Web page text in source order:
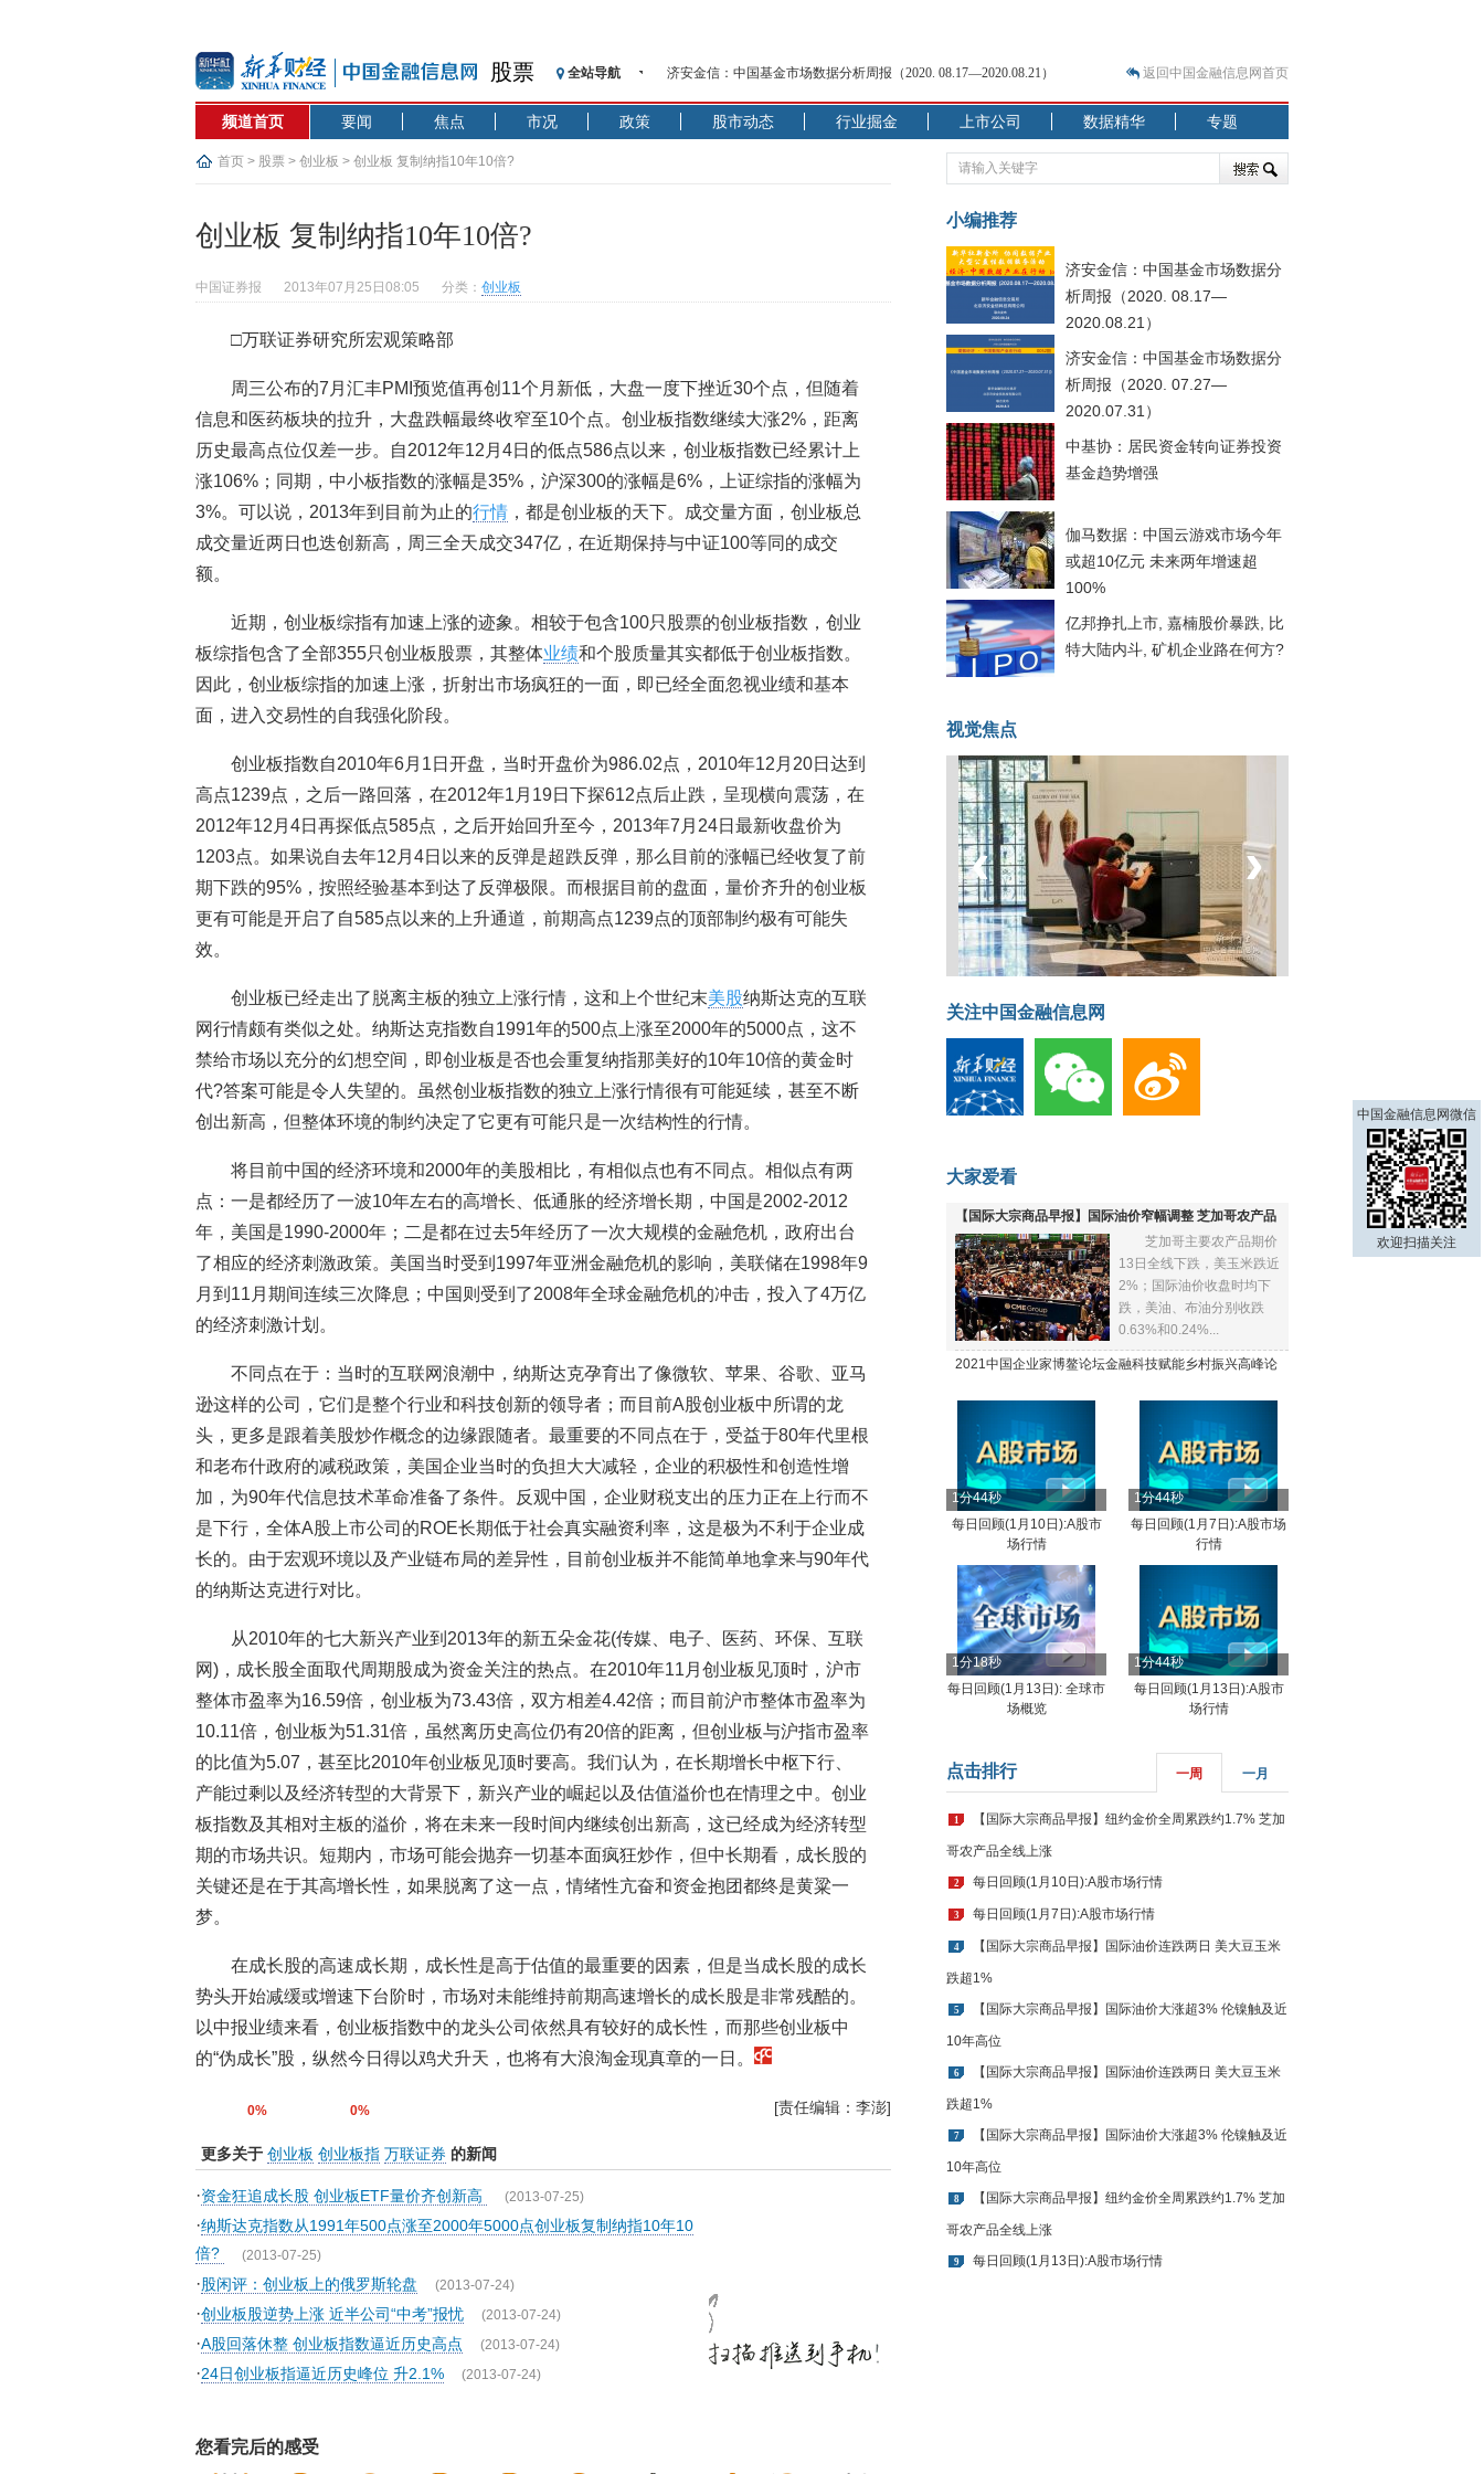
股票 全站导航
【见·闻】疫情下，新加坡旅游业步履维艰
记者手记：疫情下的香港零售业如何浴火重生？
【见·闻】疫情下一家香港传统零售商的转型突围之旅
济安金信：中国基金市场数据分析周报（2020. 07.27—2020.07.31）
央行公开市场净投放300亿元 短端资金利率明显下行
基本面及股市双轮冲击 债市回调十年期债表现最弱
济安金信：中国基金市场数据分析周报（2020. 08.17—2020.08.21）
返回中国金融信息网首页
频道首页 要闻 焦点 市况 政策 股市动态 行业掘金 上市公司 数据精华 专题
首页 > 股票 > 创业板 > 创业板 复制纳指10年10倍?
创业板 复制纳指10年10倍?
中国证券报 2013年07月25日08:05 分类： 创业板
□万联证券研究所宏观策略部
周三公布的7月汇丰PMI预览值再创11个月新低，大盘一度下挫近30个点，但随着
信息和医药板块的拉升，大盘跌幅最终收窄至10个点。创业板指数继续大涨2%，距离
历史最高点位仅差一步。自2012年12月4日的低点586点以来，创业板指数已经累计上
涨106%；同期，中小板指数的涨幅是35%，沪深300的涨幅是6%，上证综指的涨幅为
3%。可以说，2013年到目前为止的行情 ，都是创业板的天下。成交量方面，创业板总
成交量近两日也迭创新高，周三全天成交347亿，在近期保持与中证100等同的成交
额。
近期，创业板综指有加速上涨的迹象。相较于包含100只股票的创业板指数，创业
板综指包含了全部355只创业板股票，其整体业绩和个股质量其实都低于创业板指数。
因此，创业板综指的加速上涨，折射出市场疯狂的一面，即已经全面忽视业绩和基本
面，进入交易性的自我强化阶段。
创业板指数自2010年6月1日开盘，当时开盘价为986.02点，2010年12月20日达到
高点1239点，之后一路回落，在2012年1月19日下探612点后止跌，呈现横向震荡，在
2012年12月4日再探低点585点，之后开始回升至今，2013年7月24日最新收盘价为
1203点。如果说自去年12月4日以来的反弹是超跌反弹，那么目前的涨幅已经收复了前
期下跌的95%，按照经验基本到达了反弹极限。而根据目前的盘面，量价齐升的创业板
更有可能是开启了自585点以来的上升通道，前期高点1239点的顶部制约极有可能失
效。
创业板已经走出了脱离主板的独立上涨行情，这和上个世纪末美股纳斯达克的互联
网行情颇有类似之处。纳斯达克指数自1991年的500点上涨至2000年的5000点，这不
禁给市场以充分的幻想空间，即创业板是否也会重复纳指那美好的10年10倍的黄金时
代?答案可能是令人失望的。虽然创业板指数的独立上涨行情很有可能延续，甚至不断
创出新高，但整体环境的制约决定了它更有可能只是一次结构性的行情。
将目前中国的经济环境和2000年的美股相比，有相似点也有不同点。相似点有两
点：一是都经历了一波10年左右的高增长、低通胀的经济增长期，中国是2002-2012
年，美国是1990-2000年；二是都在过去5年经历了一次大规模的金融危机，政府出台
了相应的经济刺激政策。美国当时受到1997年亚洲金融危机的影响，美联储在1998年9
月到11月期间连续三次降息；中国则受到了2008年全球金融危机的冲击，投入了4万亿
的经济刺激计划。
不同点在于：当时的互联网浪潮中，纳斯达克孕育出了像微软、苹果、谷歌、亚马
逊这样的公司，它们是整个行业和科技创新的领导者；而目前A股创业板中所谓的龙
头，更多是跟着美股炒作概念的边缘跟随者。最重要的不同点在于，受益于80年代里根
和老布什政府的减税政策，美国企业当时的负担大大减轻，企业的积极性和创造性增
加，为90年代信息技术革命准备了条件。反观中国，企业财税支出的压力正在上行而不
是下行，全体A股上市公司的ROE长期低于社会真实融资利率，这是极为不利于企业成
长的。由于宏观环境以及产业链布局的差异性，目前创业板并不能简单地拿来与90年代
的纳斯达克进行对比。
从2010年的七大新兴产业到2013年的新五朵金花(传媒、电子、医药、环保、互联
网)，成长股全面取代周期股成为资金关注的热点。在2010年11月创业板见顶时，沪市
整体市盈率为16.59倍，创业板为73.43倍，双方相差4.42倍；而目前沪市整体市盈率为
10.11倍，创业板为51.31倍，虽然离历史高位仍有20倍的距离，但创业板与沪指市盈率
的比值为5.07，甚至比2010年创业板见顶时要高。我们认为，在长期增长中枢下行、
产能过剩以及经济转型的大背景下，新兴产业的崛起以及估值溢价也在情理之中。创业
板指数及其相对主板的溢价，将在未来一段时间内继续创出新高，这已经成为经济转型
期的市场共识。短期内，市场可能会抛弃一切基本面疯狂炒作，但中长期看，成长股的
关键还是在于其高增长性，如果脱离了这一点，情绪性亢奋和资金抱团都终是黄粱一
梦。
在成长股的高速成长期，成长性是高于估值的最重要的因素，但是当成长股的成长
势头开始减缓或增速下台阶时，市场对未能维持前期高速增长的成长股是非常残酷的。
以中报业绩来看，创业板指数中的龙头公司依然具有较好的成长性，而那些创业板中
的“伪成长”股，纵然今日得以鸡犬升天，也将有大浪淘金现真章的一日。
0% 0% [责任编辑：李澎]
更多关于 创业板 创业板指 万联证券 的新闻
·资金狂追成长股 创业板ETF量价齐创新高 (2013-07-25)
·纳斯达克指数从1991年500点涨至2000年5000点创业板复制纳指10年10
倍? (2013-07-25)
·股闲评：创业板上的俄罗斯轮盘 (2013-07-24)
·创业板股逆势上涨 近半公司“中考”报忧 (2013-07-24)
·A股回落休整 创业板指数逼近历史高点 (2013-07-24)
·24日创业板指逼近历史峰位 升2.1% (2013-07-24)
您看完后的感受
小编推荐
济安金信：中国基金市场数据分
析周报（2020. 08.17—
2020.08.21）
济安金信：中国基金市场数据分
析周报（2020. 07.27—
2020.07.31）
中基协：居民资金转向证券投资
基金趋势增强
伽马数据：中国云游戏市场今年
或超10亿元 未来两年增速超
100%
亿邦挣扎上市, 嘉楠股价暴跌, 比
特大陆内斗, 矿机企业路在何方?
视觉焦点
菲律宾：防疫降级
‹ ›
关注中国金融信息网
大家爱看
【国际大宗商品早报】国际油价窄幅调整 芝加哥农产品
全线下跌
芝加哥主要农产品期价
13日全线下跌，美玉米跌近
2%；国际油价收盘时均下
跌，美油、布油分别收跌
0.63%和0.24%...
2021中国企业家博鳌论坛金融科技赋能乡村振兴高峰论
1分44秒
每日回顾(1月10日):A股市
场行情
1分44秒
每日回顾(1月7日):A股市场
行情
1分18秒
每日回顾(1月13日): 全球市
场概览
1分44秒
每日回顾(1月13日):A股市
场行情
点击排行 一周 一月
1 【国际大宗商品早报】纽约金价全周累跌约1.7% 芝加
哥农产品全线上涨
2 每日回顾(1月10日):A股市场行情
3 每日回顾(1月7日):A股市场行情
4 【国际大宗商品早报】国际油价连跌两日 美大豆玉米
跌超1%
5 【国际大宗商品早报】国际油价大涨超3% 伦镍触及近
10年高位
6 【国际大宗商品早报】国际油价连跌两日 美大豆玉米
跌超1%
7 【国际大宗商品早报】国际油价大涨超3% 伦镍触及近
10年高位
8 【国际大宗商品早报】纽约金价全周累跌约1.7% 芝加
哥农产品全线上涨
9 每日回顾(1月13日):A股市场行情
中国金融信息网微信
欢迎扫描关注